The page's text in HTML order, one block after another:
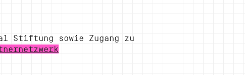
Stiftung sowie Zugang zu